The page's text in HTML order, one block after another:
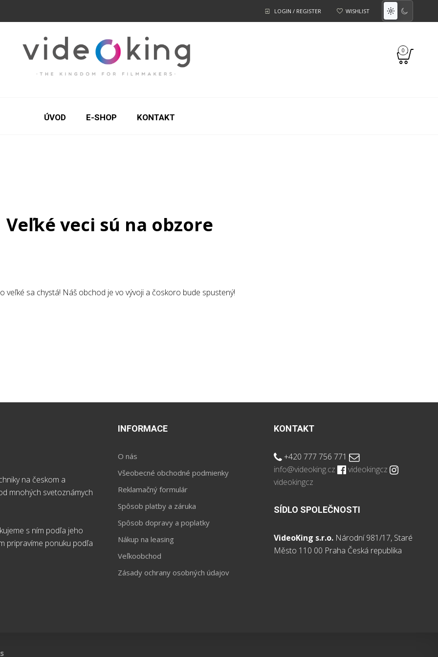
Toggle
colour
LOGIN / REGISTER WISHLIST
0
ÚVOD E-SHOP KONTAKT
Veľké veci sú na obzore
veľké sa chystá! Náš obchod je vo vývoji a čoskoro bude spustený!
na českom a
mnohých svetoznámych
s ním podľa jeho
pripravíme ponuku podľa
INFORMACE
O nás
Všeobecné obchodné podmienky
Reklamačný formulár
Spôsob platby a záruka
Spôsob dopravy a poplatky
Nákup na leasing
Veľkoobchod
Zásady ochrany osobných údajov
KONTAKT
+420 777 756 771
info@videoking.cz
videokingcz
videokingcz
SÍDLO SPOLEČNOSTI
VideoKing s.r.o. Národní 981/17, Staré
Město 110 00 Praha Česká republika